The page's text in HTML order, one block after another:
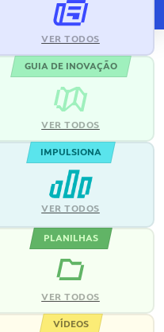
VER TODOS
GUIA DE INOVAÇÃO
VER TODOS
IMPULSIONA
VER TODOS
PLANILHAS
VER TODOS
VÍDEOS